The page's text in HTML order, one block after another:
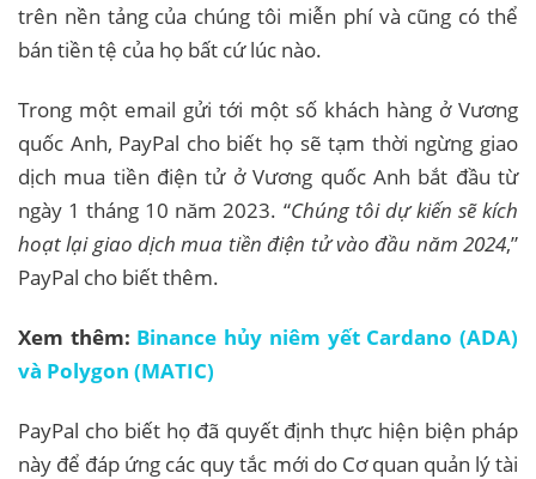
trên nền tảng của chúng tôi miễn phí và cũng có thể
bán tiền tệ của họ bất cứ lúc nào.
Trong một email gửi tới một số khách hàng ở Vương
quốc Anh, PayPal cho biết họ sẽ tạm thời ngừng giao
dịch mua tiền điện tử ở Vương quốc Anh bắt đầu từ
ngày 1 tháng 10 năm 2023. “Chúng tôi dự kiến ​​sẽ kích
hoạt lại giao dịch mua tiền điện tử vào đầu năm 2024,”
PayPal cho biết thêm.
Xem thêm: Binance hủy niêm yết Cardano (ADA)
và Polygon (MATIC)
PayPal cho biết họ đã quyết định thực hiện biện pháp
này để đáp ứng các quy tắc mới do Cơ quan quản lý tài